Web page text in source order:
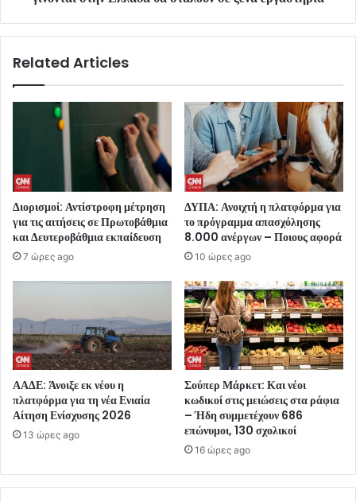
Related Articles
Διορισμοί: Αντίστροφη μέτρηση
για τις αιτήσεις σε Πρωτοβάθμια
και Δευτεροβάθμια εκπαίδευση
7 ώρες ago
ΔΥΠΑ: Ανοιχτή η πλατφόρμα για
το πρόγραμμα απασχόλησης
8.000 ανέργων – Ποιους αφορά
10 ώρες ago
ΑΑΔΕ: Άνοιξε εκ νέου η
πλατφόρμα για τη νέα Ενιαία
Αίτηση Ενίσχυσης 2026
13 ώρες ago
Σούπερ Μάρκετ: Και νέοι
κωδικοί στις μειώσεις στα ράφια
– Ήδη συμμετέχουν 686
επώνυμοι, 130 σχολικοί
16 ώρες ago